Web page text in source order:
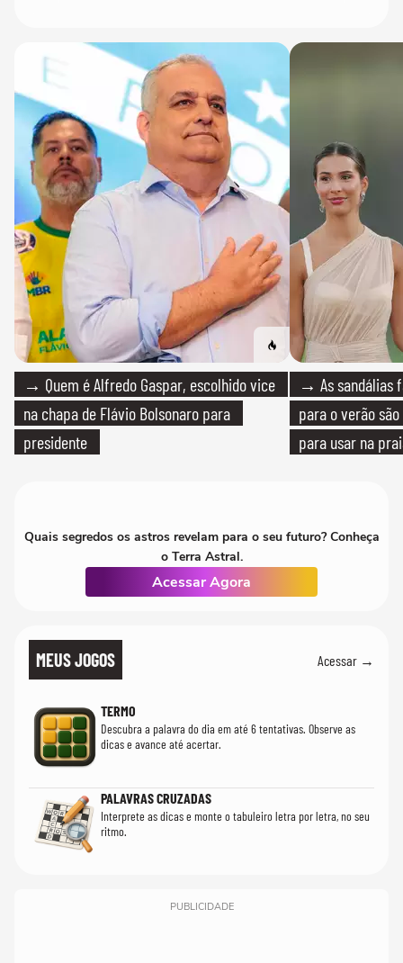
→ Quem é Alfredo Gaspar, escolhido vice
na chapa de Flávio Bolsonaro para
presidente
→ As sandálias
para o verão
para usar na
Quais segredos os astros revelam para o seu futuro? Conheça
o Terra Astral.
Acessar Agora
MEUS JOGOS Acessar →
TERMO
Descubra a palavra do dia em até 6 tentativas. Observe as
dicas e avance até acertar.
PALAVRAS CRUZADAS
Interprete as dicas e monte o tabuleiro letra por letra, no seu
ritmo.
PUBLICIDADE